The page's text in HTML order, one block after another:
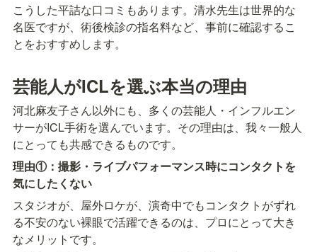
こうした平詰な口コミもあります。清水先生は世界的な
名医ですが、術後検診の指名料など、事前に確認するこ
とをおすすめします。
芸能人がICLを選ぶ本当の理由
河北麻友子さん以外にも、多くの芸能人・インフルエン
サーがICL手術を選んでいます。その理由は、我々一般人
にとっても共感できるものです。
理由①：撮影・ライブパフォーマンス時にコンタクトを
気にしたくない
スタジオが、屋外ロケが、演奇中でもコンタクトがずれ
る不安のない裸眼で活躍できるのは、プロにとって大き
なメリットです。